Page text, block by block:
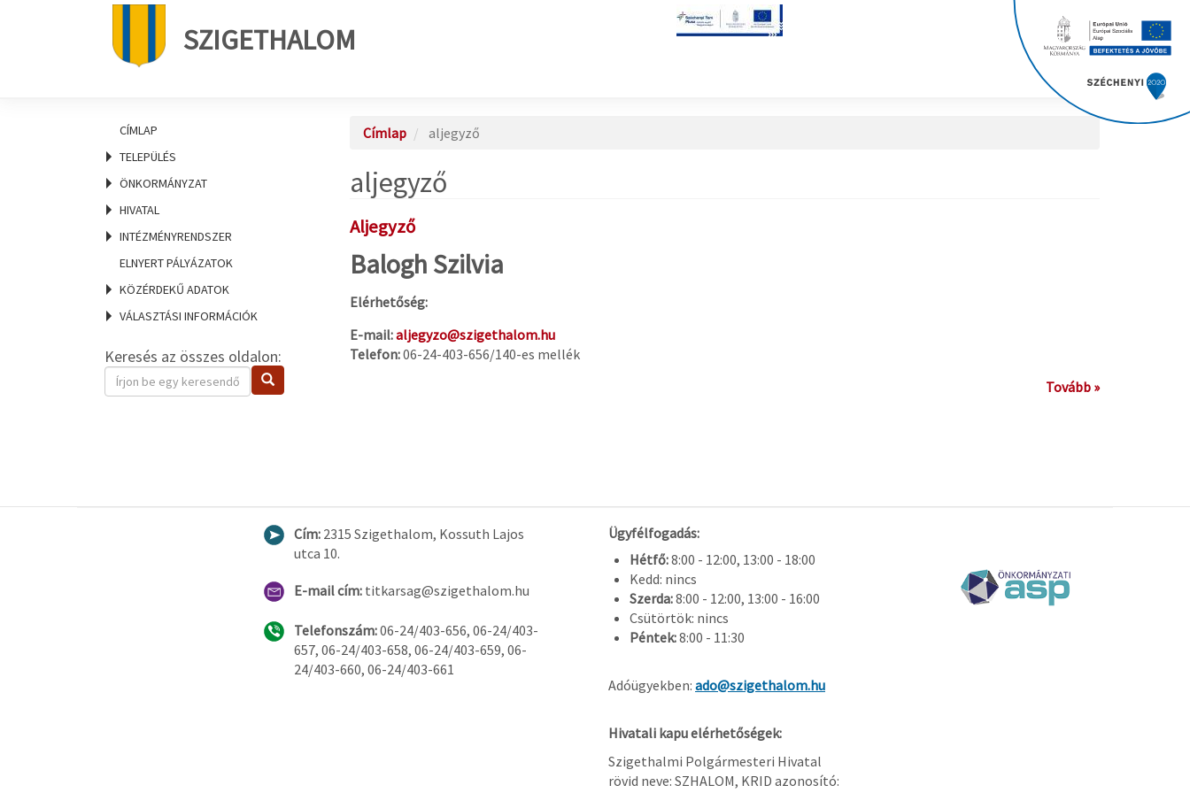
SZIGETHALOM
CÍMLAP
TELEPÜLÉS
ÖNKORMÁNYZAT
HIVATAL
INTÉZMÉNYRENDSZER
ELNYERT PÁLYÁZATOK
KÖZÉRDEKŰ ADATOK
VÁLASZTÁSI INFORMÁCIÓK
Keresés az összes oldalon:
Keresendő
kifejezés
Keresés
Címlap aljegyző
aljegyző
Aljegyző
Balogh Szilvia
Elérhetőség:
E-mail:aljegyzo@szigethalom.hu
Telefon:06-24-403-656/140-es mellék
Tovább »
Cím: 2315 Szigethalom, Kossuth Lajos
utca 10.
E-mail cím: titkarsag@szigethalom.hu
Telefonszám:06-24/403-656, 06-24/403-
657, 06-24/403-658, 06-24/403-659, 06-
24/403-660, 06-24/403-661
Ügyfélfogadás:
Hétfő:8:00 - 12:00, 13:00 - 18:00
Kedd: nincs
Szerda:8:00 - 12:00, 13:00 - 16:00
Csütörtök: nincs
Péntek:8:00 - 11:30
Adóügyekben: ado@szigethalom.hu
Hivatali kapu elérhetőségek:
Szigethalmi Polgármesteri Hivatal
rövid neve: SZHALOM, KRID azonosító: